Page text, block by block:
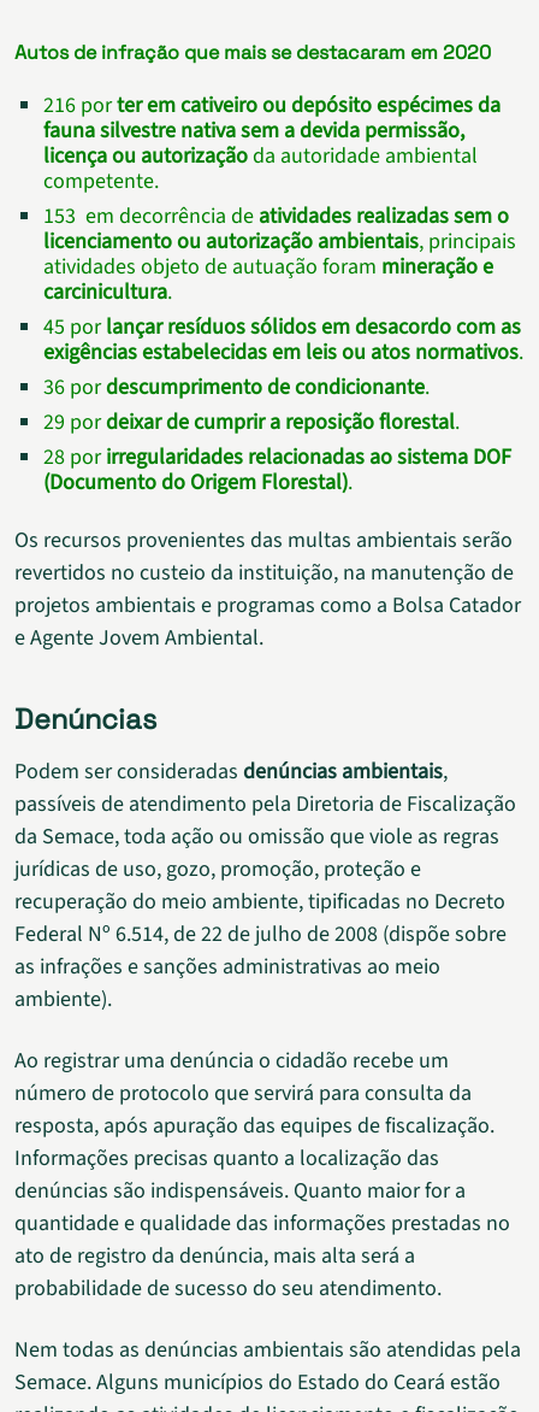
Autos de infração que mais se destacaram em 2020
216 porter em cativeiro ou depósito espécimes da
fauna silvestre nativa sem a devida permissão,
licença ou autorizaçãoda autoridade ambiental
competente.
153 em decorrência de atividades realizadas sem o
licenciamento ou autorização ambientais, principais
atividades objeto de autuação foram mineração e
carcinicultura.
45 porlançar resíduos sólidos em desacordo com as
exigências estabelecidas em leis ou atos normativos.
36 pordescumprimento de condicionante.
29 pordeixar de cumprir a reposição florestal.
28 porirregularidades relacionadas ao sistema DOF
(Documento do Origem Florestal).
Os recursos provenientes das multas ambientais serão
revertidos no custeio da instituição, na manutenção de
projetos ambientais e programas como a Bolsa Catador
e Agente Jovem Ambiental.
Denúncias
Podem ser consideradas denúncias ambientais,
passíveis de atendimento pela Diretoria de Fiscalização
da Semace, toda ação ou omissão que viole as regras
jurídicas de uso, gozo, promoção, proteção e
recuperação do meio ambiente, tipificadas no Decreto
Federal Nº 6.514, de 22 de julho de 2008 (dispõe sobre
as infrações e sanções administrativas ao meio
ambiente).
Ao registrar uma denúncia o cidadão recebe um
número de protocolo que servirá para consulta da
resposta, após apuração das equipes de fiscalização.
Informações precisas quanto a localização das
denúncias são indispensáveis. Quanto maior for a
quantidade e qualidade das informações prestadas no
ato de registro da denúncia, mais alta será a
probabilidade de sucesso do seu atendimento.
Nem todas as denúncias ambientais são atendidas pela
Semace. Alguns municípios do Estado do Ceará estão